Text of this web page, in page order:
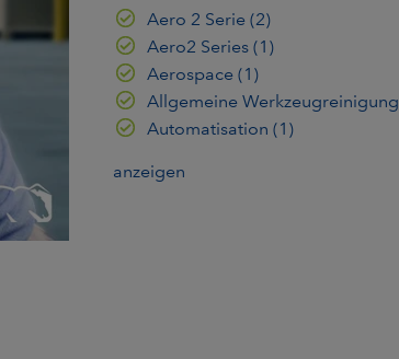
Aero 2 Serie (2)
Aero2 Series (1)
Aerospace (1)
Allgemeine Werkzeugreinigung
Automatisation (1)
anzeigen